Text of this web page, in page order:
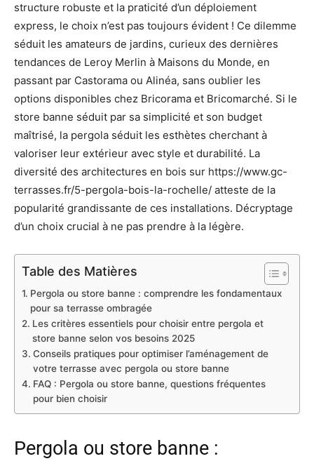
structure robuste et la praticité d’un déploiement
express, le choix n’est pas toujours évident ! Ce dilemme
séduit les amateurs de jardins, curieux des dernières
tendances de Leroy Merlin à Maisons du Monde, en
passant par Castorama ou Alinéa, sans oublier les
options disponibles chez Bricorama et Bricomarché. Si le
store banne séduit par sa simplicité et son budget
maîtrisé, la pergola séduit les esthètes cherchant à
valoriser leur extérieur avec style et durabilité. La
diversité des architectures en bois sur https://www.gc-
terrasses.fr/5-pergola-bois-la-rochelle/ atteste de la
popularité grandissante de ces installations. Décryptage
d’un choix crucial à ne pas prendre à la légère.
Table des Matières
Pergola ou store banne : comprendre les fondamentaux
pour sa terrasse ombragée
Les critères essentiels pour choisir entre pergola et
store banne selon vos besoins 2025
Conseils pratiques pour optimiser l’aménagement de
votre terrasse avec pergola ou store banne
FAQ : Pergola ou store banne, questions fréquentes
pour bien choisir
Pergola ou store banne :